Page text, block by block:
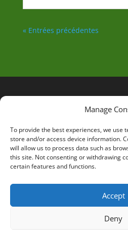
Manage
To provide the best experiences, we use
store and/or access device information.
will allow us to process data such as
this site. Not consenting or withdrawing
certain features and functions.
Accept
Deny
« Entrées précédentes